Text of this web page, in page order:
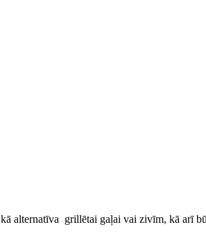
kā alternatīva grillētai gaļai vai zivīm, kā arī